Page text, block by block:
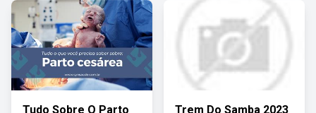
Tudo Sobre O Parto Trem Do Samba 2023